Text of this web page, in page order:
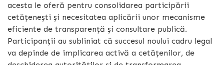
acesta le oferă pentru consolidarea participării
cetățenești și necesitatea aplicării unor mecanisme
eficiente de transparență și consultare publică.
Participanții au subliniat că succesul noului cadru legal
va depinde de implicarea activă a cetățenilor, de